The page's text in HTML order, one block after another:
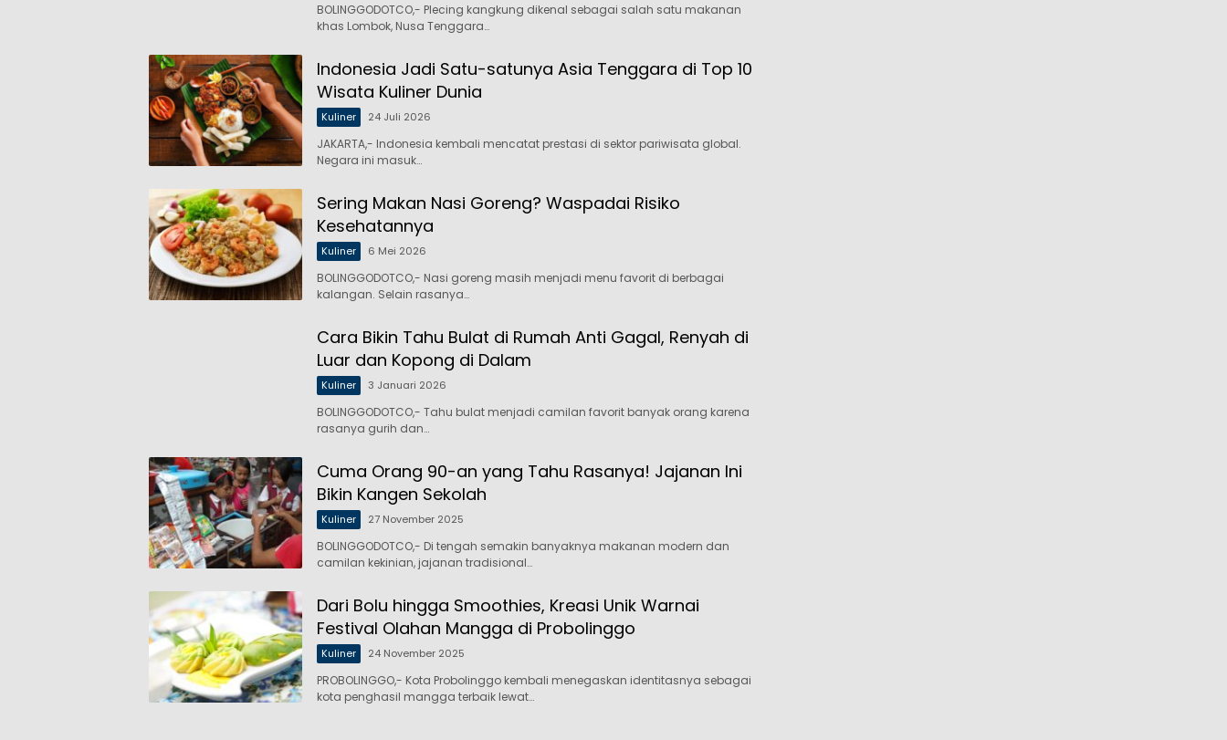
BOLINGGODOTCO,- Plecing kangkung dikenal sebagai salah satu makanan
khas Lombok, Nusa Tenggara…
Indonesia Jadi Satu-satunya Asia Tenggara di Top 10
Wisata Kuliner Dunia
Kuliner 24 Juli 2026
JAKARTA,- Indonesia kembali mencatat prestasi di sektor pariwisata global.
Negara ini masuk…
Sering Makan Nasi Goreng? Waspadai Risiko
Kesehatannya
Kuliner 6 Mei 2026
BOLINGGODOTCO,- Nasi goreng masih menjadi menu favorit di berbagai
kalangan. Selain rasanya…
Cara Bikin Tahu Bulat di Rumah Anti Gagal, Renyah di
Luar dan Kopong di Dalam
Kuliner 3 Januari 2026
BOLINGGODOTCO,- Tahu bulat menjadi camilan favorit banyak orang karena
rasanya gurih dan…
Cuma Orang 90-an yang Tahu Rasanya! Jajanan Ini
Bikin Kangen Sekolah
Kuliner 27 November 2025
BOLINGGODOTCO,- Di tengah semakin banyaknya makanan modern dan
camilan kekinian, jajanan tradisional…
Dari Bolu hingga Smoothies, Kreasi Unik Warnai
Festival Olahan Mangga di Probolinggo
Kuliner 24 November 2025
PROBOLINGGO,- Kota Probolinggo kembali menegaskan identitasnya sebagai
kota penghasil mangga terbaik lewat…